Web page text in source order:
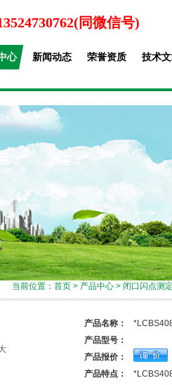
同微信号)
心 新闻动态 荣誉资质 技术
当前位置： 首页 > 产品中心 > 闭口闪点测
产品名称：
产品型号：
产品报价：
产品特点：